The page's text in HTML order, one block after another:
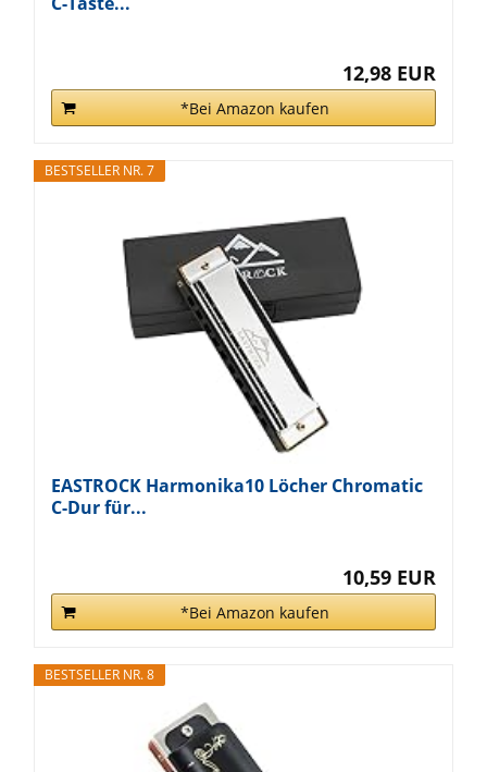
12,98 EUR
*Bei Amazon kaufen
BESTSELLER NR. 7
EASTROCK Harmonika10 Löcher Chromatic
C-Dur für...
10,59 EUR
*Bei Amazon kaufen
BESTSELLER NR. 8